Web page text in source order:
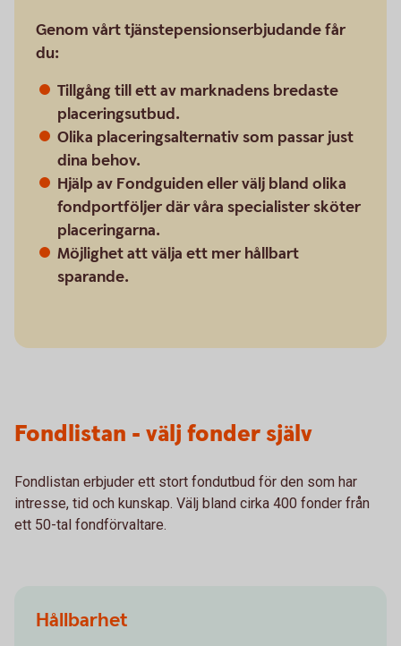
Genom vårt tjänstepensionserbjudande får
du:
Tillgång till ett av marknadens bredaste
placeringsutbud.
Olika placeringsalternativ som passar just
dina behov.
Hjälp av Fondguiden eller välj bland olika
fondportföljer där våra specialister sköter
placeringarna.
Möjlighet att välja ett mer hållbart
sparande.
Fondlistan - välj fonder själv
Fondlistan erbjuder ett stort fondutbud för den som har
intresse, tid och kunskap. Välj bland cirka 400 fonder från
ett 50-tal fondförvaltare.
Hållbarhet